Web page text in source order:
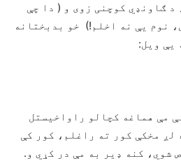
د ګاونډي کوچنی زوی و ( دا چې
نوم یې نه اخلم!) خو بدبختانه
یې ویل:
مې هماغه کچالو راواخیستل
لږ مخکې کور ته راغلم، کور کې
شوي، کنه ډير به مې در کړي و.